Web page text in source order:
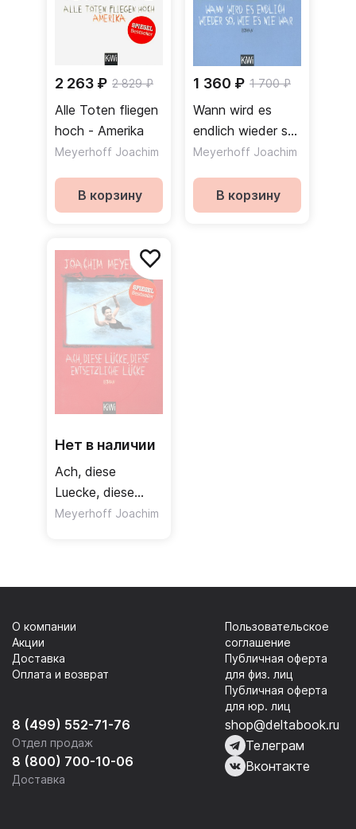
2 263 ₽ 2 829 ₽
Alle Toten fliegen
hoch - Amerika
Meyerhoff Joachim
В корзину
1 360 ₽ 1 700 ₽
Wann wird es
endlich wieder so,
wie es nie war
Meyerhoff Joachim
В корзину
Нет в наличии
Ach, diese
Luecke, diese
entsetzliche
Meyerhoff Joachim
8 (499) 552-71-76
Отдел продаж
8 (800) 700-10-06
Доставка
О компании
Акции
Доставка
Оплата и возврат
Пользовательское
соглашение
Публичная оферта
для физ. лиц
Публичная оферта
для юр. лиц
shop@deltabook.ru
Телеграм
Вконтакте